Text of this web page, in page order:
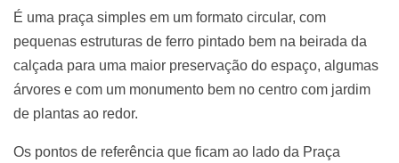
É uma praça simples em um formato circular, com
pequenas estruturas de ferro pintado bem na beirada da
calçada para uma maior preservação do espaço, algumas
árvores e com um monumento bem no centro com jardim
de plantas ao redor.
Os pontos de referência que ficam ao lado da Praça